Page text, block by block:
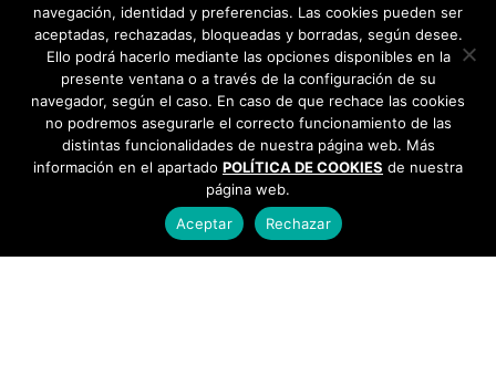
navegación, identidad y preferencias. Las cookies pueden ser
aceptadas, rechazadas, bloqueadas y borradas, según desee.
Ello podrá hacerlo mediante las opciones disponibles en la
presente ventana o a través de la configuración de su
navegador, según el caso. En caso de que rechace las cookies
no podremos asegurarle el correcto funcionamiento de las
distintas funcionalidades de nuestra página web. Más
información en el apartado POLÍTICA DE COOKIES de nuestra
página web.
Aceptar
Rechazar